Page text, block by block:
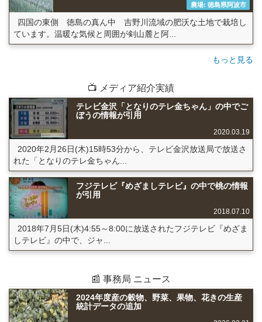
農場: 徳島県阿波市
四国の東側 徳島の真ん中 吉野川流域の肥沃な土地で栽培し
ています。温暖な気候と周囲が剣山麓と阿...
もっと見る
📺 メディア紹介実績
テレビ金沢「となりのテレ金ちゃん」の中でご
ぼうの情報が引用
2020.03.19
2020年2月26日(木)15時53分から、テレビ金沢放送局で放送さ
れた「となりのテレ金ちゃん...
フジテレビ『めざましテレビ』の中で桃の情報
が引用
2018.07.10
2018年7月5日(木)4:55～8:00に放送されたフジテレビ『めざま
しテレビ』の中で、ジャ...
📰 事務局 ニュース
2024年度産の穀物、野菜、果物、花きの生産
統計データの追加